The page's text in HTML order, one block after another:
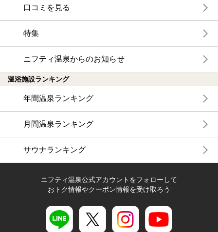
口コミを見る
特集
ニフティ温泉からのお知らせ
温浴施設ランキング
年間温泉ランキング
月間温泉ランキング
サウナランキング
ニフティ温泉公式アカウントをフォローして
おトク情報やクーポン情報を受け取ろう